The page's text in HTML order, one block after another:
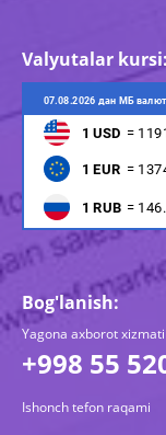
Valyutalar kursi:
Bog'lanish:
Yagona axborot xizmati
+998 55
Ishonch tefon raqami